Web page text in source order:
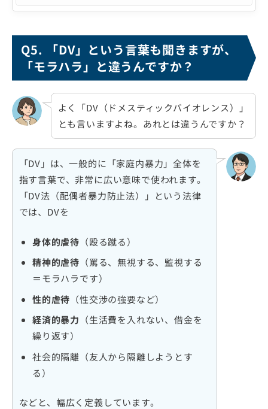
Q5. 「DV」という言葉も聞きますが、
「モラハラ」と違うんですか？
よく「DV（ドメスティックバイオレンス）」
とも言いますよね。あれとは違うんですか？
「DV」は、一般的に「家庭内暴力」全体を
指す言葉で、非常に広い意味で使われます。
「DV法（配偶者暴力防止法）」という法律
では、DVを
身体的虐待 （殴る蹴る）
精神的虐待 （罵る、無視する、監視する
＝モラハラです）
性的虐待 （性交渉の強要など）
経済的暴力 （生活費を入れない、借金を
繰り返す）
社会的隔離（友人から隔離しようとす
る）
などと、幅広く定義しています。